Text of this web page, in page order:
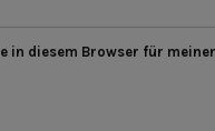
in diesem Browser für